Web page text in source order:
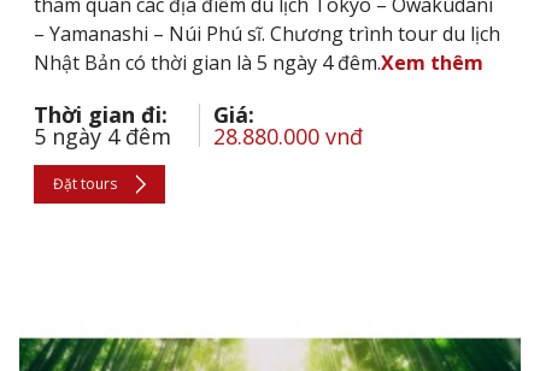
– Yamanashi – Núi Phú sĩ. Chương trình tour du lịch
Nhật Bản có thời gian là 5 ngày 4 đêm.Xem thêm
Thời gian đi:
5 ngày 4 đêm
Giá:
28.880.000 vnđ
Đặt tours